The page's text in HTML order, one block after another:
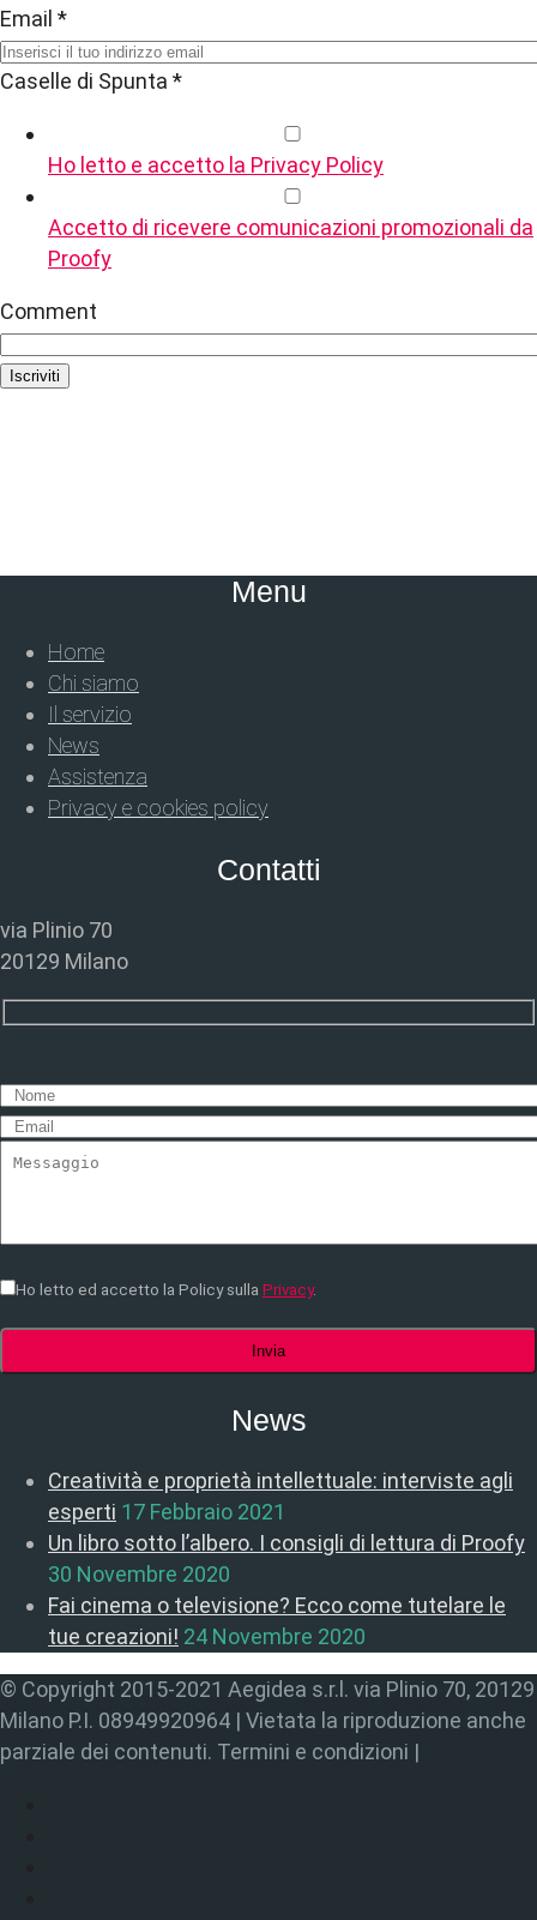
Email *
Caselle di Spunta *
Ho letto e accetto la Privacy Policy
Accetto di ricevere comunicazioni promozionali da
Proofy
Comment
Iscriviti
Menu
Home
Chi siamo
Il servizio
News
Assistenza
Privacy e cookies policy
Contatti
via Plinio 70
20129 Milano
Ho letto ed accetto la Policy sulla Privacy.
News
Creatività e proprietà intellettuale: interviste agli
esperti 17 Febbraio 2021
Un libro sotto l’albero. I consigli di lettura di Proofy
30 Novembre 2020
Fai cinema o televisione? Ecco come tutelare le
tue creazioni! 24 Novembre 2020
© Copyright 2015-2021 Aegidea s.r.l. via Plinio 70, 20129
Milano P.I. 08949920964 | Vietata la riproduzione anche
parziale dei contenuti. Termini e condizioni |